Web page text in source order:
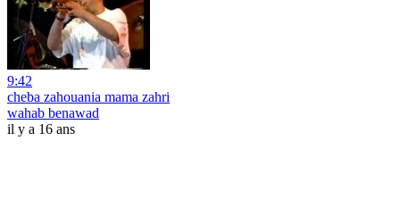
9:42
cheba zahouania mama zahri
wahab benawad
il y a 16 ans